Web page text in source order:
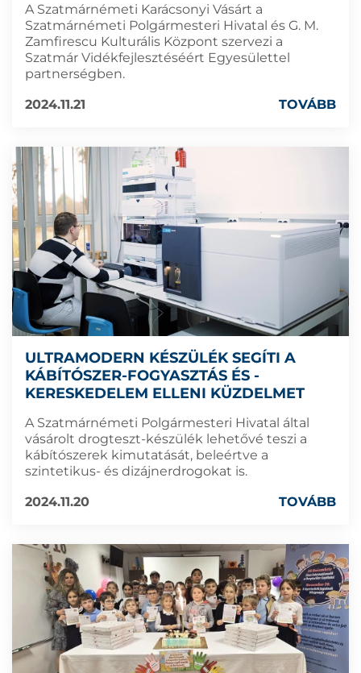
A Szatmárnémeti Karácsonyi Vásárt a
Szatmárnémeti Polgármesteri Hivatal és G. M.
Zamfirescu Kulturális Központ szervezi a
Szatmár Vidékfejlesztéséért Egyesülettel
partnerségben.
2024.11.21
TOVÁBB
ULTRAMODERN KÉSZÜLÉK SEGÍTI A
KÁBÍTÓSZER-FOGYASZTÁS ÉS -
KERESKEDELEM ELLENI KÜZDELMET
A Szatmárnémeti Polgármesteri Hivatal által
vásárolt drogteszt-készülék lehetővé teszi a
kábítószerek kimutatását, beleértve a
szintetikus- és dizájnerdrogokat is.
2024.11.20
TOVÁBB